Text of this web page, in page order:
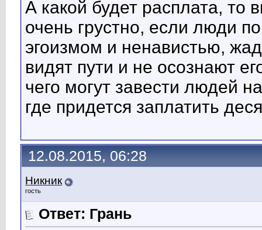
А какой будет расплата,
очень грустно, если люди
эгоизмом и ненавистью,
видят пути и не осознают
чего могут завести людей
где придется заплатить
12.08.2015, 06:28
Никник
гость
Ответ: Грань